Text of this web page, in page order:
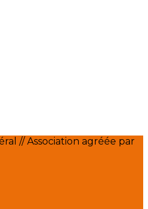
// Association agréée par